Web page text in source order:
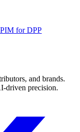
for DPP
and brands.
driven precision.